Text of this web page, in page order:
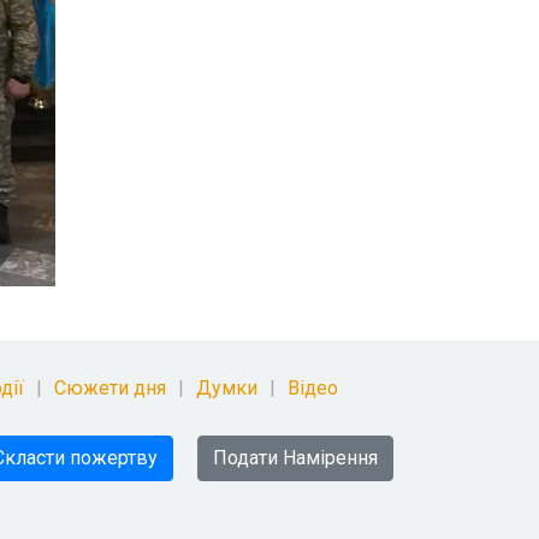
Сюжети дня Думки Відео
пожертву Подати Намірення